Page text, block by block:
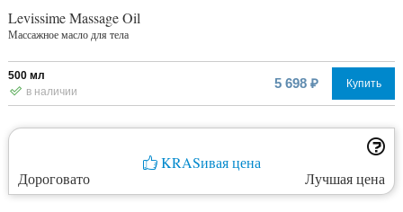
Levissime Massage Oil
Массажное масло для тела
500 мл
в наличии
5 698 ₽ Купить
KRASивая цена
Дороговато
Лучшая цена